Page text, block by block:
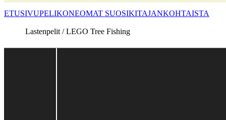
ETUSIVUPELIKONEOMAT SUOSIKITAJANKOHTAISTA
Lastenpelit / LEGO Tree Fishing